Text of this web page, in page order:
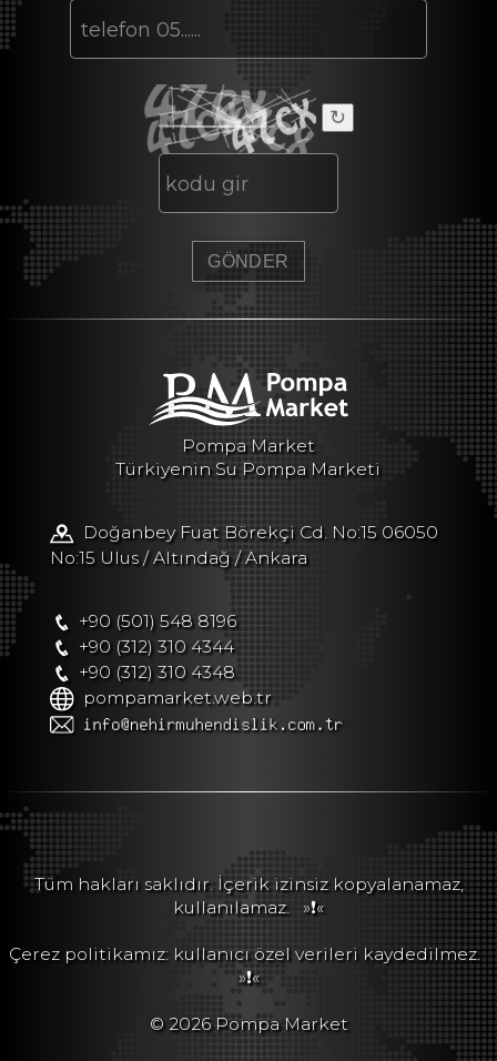
↻
Pompa Market
Türkiyenin Su Pompa Marketi
Doğanbey Fuat Börekçi Cd. No:15 06050
No:15 Ulus / Altındağ / Ankara
+90 (501) 548 8196
+90 (312) 310 4344
+90 (312) 310 4348
pompamarket.web.tr
Tüm hakları saklıdır. İçerik izinsiz kopyalanamaz,
kullanılamaz.
»❗«
Çerez politikamız: kullanıcı özel verileri kaydedilmez.
»❗«
© 2026 Pompa Market